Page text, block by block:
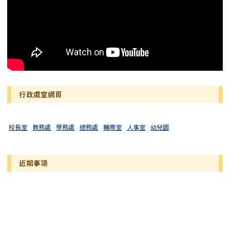
行政處室網頁
校長室 教務處 學務處 總務處 輔導室 人事室 幼兒園
近期事項